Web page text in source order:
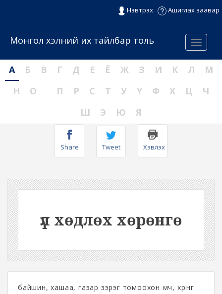
Нэвтрэх Ашиглах заавар
Menu
Монгол хэлний их тайлбар толь
А Б В Г Д Е Ё Ж З И К Л
М
Н
О П Р С Т У Ү Ф Х Ц
Ч
Ш
Э Ю Я
Share Tweet Хэвлэх
үл хөдлөх хөрөнгө
байшин, хашаа, газар зэрэг томоохон өмч, хөрөнгө